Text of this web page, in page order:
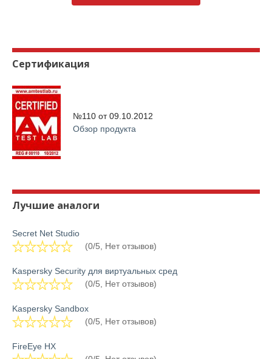
Сертификация
№110 от09.10.2012
Обзор продукта
Лучшие аналоги
Secret Net Studio
(0/5, Нет отзывов)
Kaspersky Security для виртуальных сред
(0/5, Нет отзывов)
Kaspersky Sandbox
(0/5, Нет отзывов)
FireEye HX